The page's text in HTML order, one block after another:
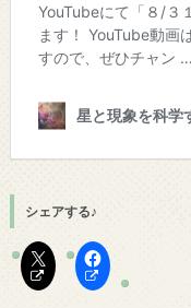
シェアする♪